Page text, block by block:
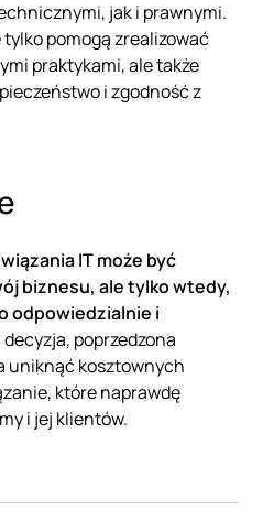
jak i prawnymi.
pomogą zrealizować
praktykami, ale także
i zgodność z
IT może być
biznesu, ale tylko wtedy,
odpowiedzialnie i
poprzedzona
uniknąć kosztownych
które naprawdę
i jej klientów.